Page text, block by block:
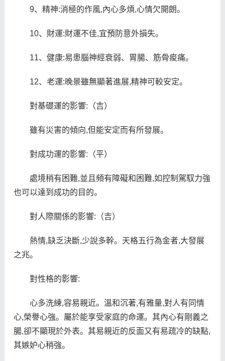
9、精神:消極的作風,內心多煩,心情欠開朗。
10、財運:財運不佳,宜預防意外損失。
11、健康:易患腦神經衰弱、胃腸、筋骨痠痛。
12、老運:晚景雖無顯著進展,精神可較安定。
對基礎運的影響:（吉）
雖有災害的傾向,但能安定而有所發展。
對成功運的影響:（平）
處境稍有困難,並且頻有障礙和困難,如控制駕馭力強
也可以達到成功的目的。
對人際關係的影響:（吉）
熱情,缺乏決斷,少說多幹。天格五行為金者,大發展
之兆。
對性格的影響:
心多洗練,容易親近。溫和沉著,有雅量,對人有同情
心,榮譽心強。屬於能享受家庭的命運。其內心有剛義之
腸,卻不顯現於外表。其易親近的反面又有易疏冷的缺點,
其嫉妒心稍強。